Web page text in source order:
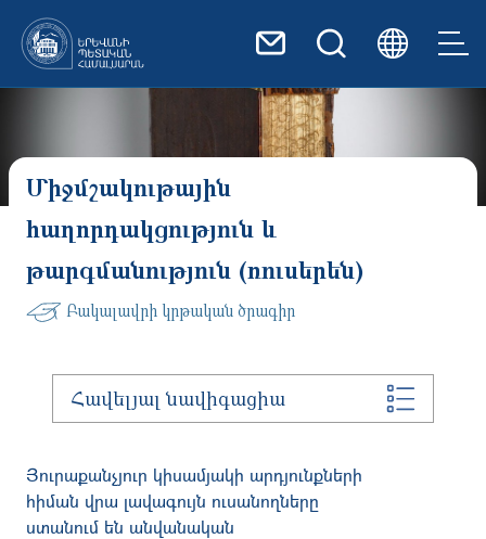
Միջմշակութային
հաղորդակցություն և
թարգմանություն (ռուսերեն)
Բակալավրի կրթական ծրագիր
Հավելյալ նավիգացիա
Յուրաքանչյուր կիսամյակի արդյունքների
հիման վրա լավագույն ուսանողները
ստանում են անվանական